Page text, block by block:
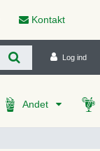
Kontakt
Log ind
Andet